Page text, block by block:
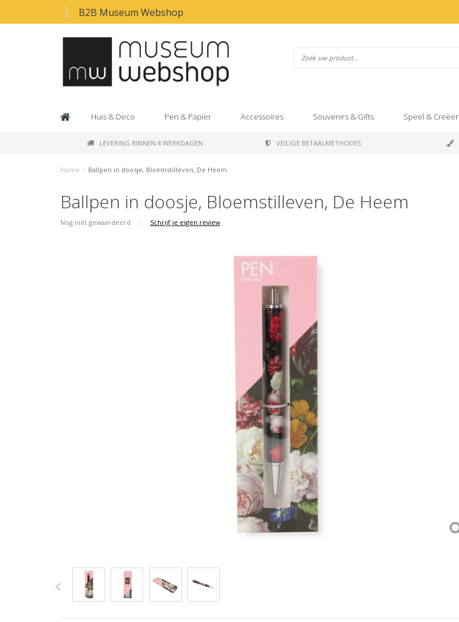
B2B Museum Webshop
Huis & Deco Pen & Papier Accessoires Souvenirs & Gifts Speel & Creëer
LEVERING BINNEN 4 WERKDAGEN VEILIGE BETAALMETHODES
Home / Ballpen in doosje, Bloemstilleven, De Heem
Ballpen in doosje, Bloemstilleven, De Heem
Nog niet gewaardeerd | Schrijf je eigen review